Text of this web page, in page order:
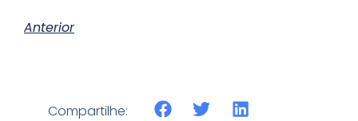
Anterior
Compartilhe: